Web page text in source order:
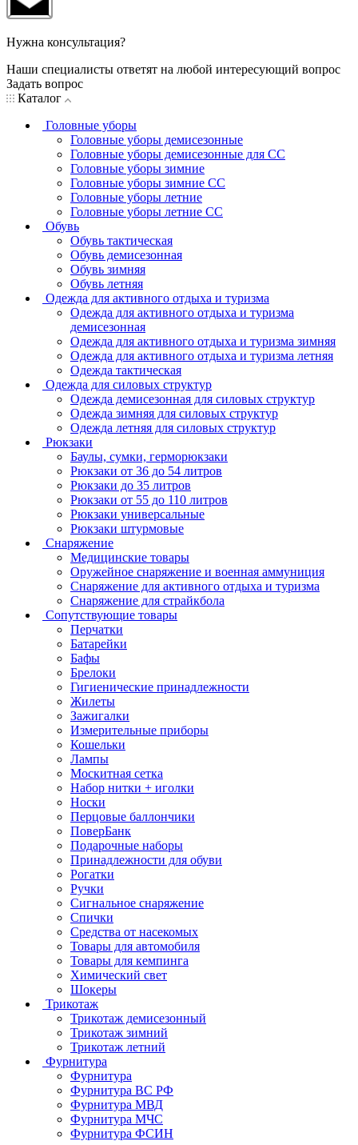
Нужна консультация?
Наши специалисты ответят на любой интересующий вопрос
Задать вопрос
Каталог
Головные уборы
Головные уборы демисезонные
Головные уборы демисезонные для СС
Головные уборы зимние
Головные уборы зимние СС
Головные уборы летние
Головные уборы летние СС
Обувь
Обувь тактическая
Обувь демисезонная
Обувь зимняя
Обувь летняя
Одежда для активного отдыха и туризма
Одежда для активного отдыха и туризма
демисезонная
Одежда для активного отдыха и туризма зимняя
Одежда для активного отдыха и туризма летняя
Одежда тактическая
Одежда для силовых структур
Одежда демисезонная для силовых структур
Одежда зимняя для силовых структур
Одежда летняя для силовых структур
Рюкзаки
Баулы, сумки, герморюкзаки
Рюкзаки от 36 до 54 литров
Рюкзаки до 35 литров
Рюкзаки от 55 до 110 литров
Рюкзаки универсальные
Рюкзаки штурмовые
Снаряжение
Медицинские товары
Оружейное снаряжение и военная аммуниция
Снаряжение для активного отдыха и туризма
Снаряжение для страйкбола
Сопутствующие товары
Перчатки
Батарейки
Бафы
Брелоки
Гигиенические принадлежности
Жилеты
Зажигалки
Измерительные приборы
Кошельки
Лампы
Москитная сетка
Набор нитки + иголки
Носки
Перцовые баллончики
ПоверБанк
Подарочные наборы
Принадлежности для обуви
Рогатки
Ручки
Сигнальное снаряжение
Спички
Средства от насекомых
Товары для автомобиля
Товары для кемпинга
Химический свет
Шокеры
Трикотаж
Трикотаж демисезонный
Трикотаж зимний
Трикотаж летний
Фурнитура
Фурнитура
Фурнитура ВС РФ
Фурнитура МВД
Фурнитура МЧС
Фурнитура ФСИН